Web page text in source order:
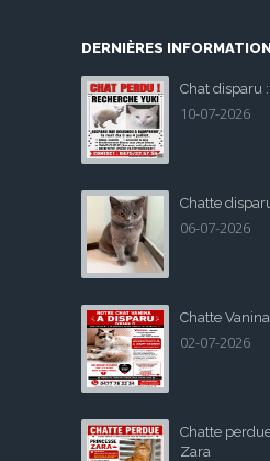
DERNIÈRES
Chat disparu
10-07-2026
Chatte
06-07-2026
Chatte
02-07-2026
Chatte
Zara